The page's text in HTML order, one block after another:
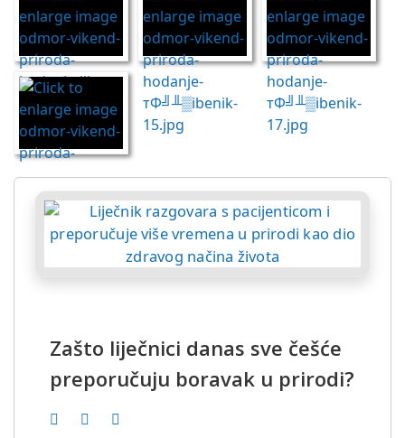
Zašto liječnici danas sve češće
preporučuju boravak u prirodi?